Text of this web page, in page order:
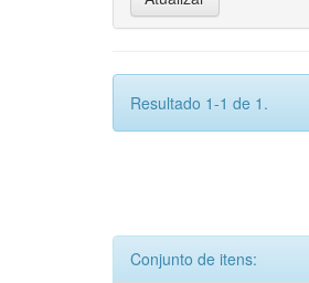
Resultado 1-1 de 1.
Conjunto de itens: